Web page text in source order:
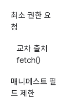
최소 권한 요
청
교차 출처
fetch()
매니페스트 필
드 제한